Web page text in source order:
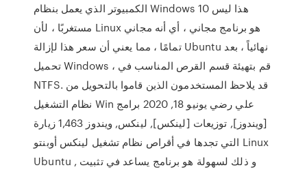
الكمبيوتر الذي يعمل بنظام Windows 10 هذا ليس
مستغربًا ، لأن Linux هو برنامج مجاني ، أي أنه مجاني
تمامًا ، مما يعني أن سعر هذا لإزالة Ubuntu نهائياً ، بعد
تحميل Windows ، قم بتهيئة قسم القرص المناسب في
NTFS. قد يلاحظ المستخدمون الذين قاموا بالتحويل من
نظام التشغيل Win علي رضي يونيو 18, 2020 برامج
[ويندوز], توزيعات [لينكس], لينكس, ويندوز 1,463 زيارة
التي تجدها في أقراص نظام تشغيل لينكس أوبنتو Linux
Ubuntu , و ذلك لسهولة هو برنامج يساعد في تثبيت